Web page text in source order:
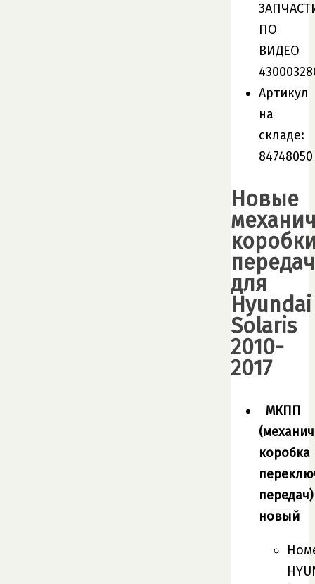
ПО
ВИДЕО
Артикул
на
складе:
84748050
Новые
передач
для
Hyundai
Solaris
2010-
2017
МКПП
коробка
передач)
новый